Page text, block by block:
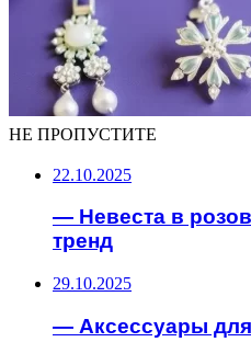
НЕ ПРОПУСТИТЕ
22.10.2025
— Невеста в
тренд
29.10.2025
— Аксессуары